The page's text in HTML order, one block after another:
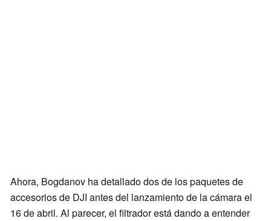
Ahora, Bogdanov ha detallado dos de los paquetes de
accesorios de DJI antes del lanzamiento de la cámara el
16 de abril. Al parecer, el filtrador está dando a entender